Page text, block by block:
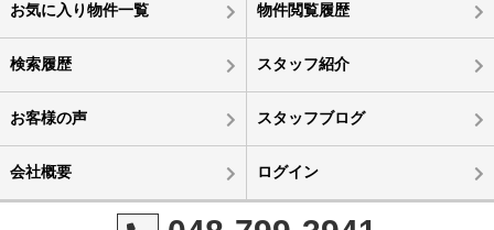
お気に入り物件一覧 物件閲覧履歴
検索履歴 スタッフ紹介
お客様の声 スタッフブログ
会社概要 ログイン